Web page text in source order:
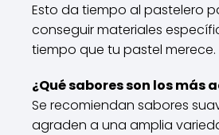
Esto da tiempo al pastelero
conseguir materiales
tiempo que tu pastel merece.
¿Qué sabores son los más
Se recomiendan sabores
agraden a una amplia